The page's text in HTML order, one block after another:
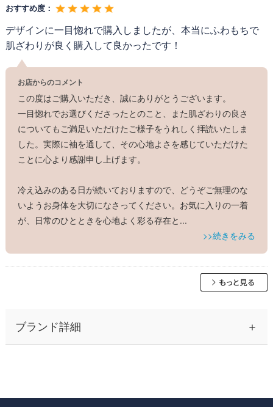
おすすめ度：
デザインに一目惚れで購入しましたが、本当にふわもちで
肌ざわりが良く購入して良かったです！
お店からのコメント
この度はご購入いただき、誠にありがとうございます。
一目惚れでお選びくださったとのこと、また肌ざわりの良さ
についてもご満足いただけたご様子をうれしく拝読いたしま
した。実際に袖を通して、その心地よさを感じていただけた
ことに心より感謝申し上げます。
冷え込みのある日が続いておりますので、どうぞご無理のな
いようお身体を大切になさってください。お気に入りの一着
が、日常のひとときを心地よく彩る存在と ...
>>続きをみる
ブランド詳細